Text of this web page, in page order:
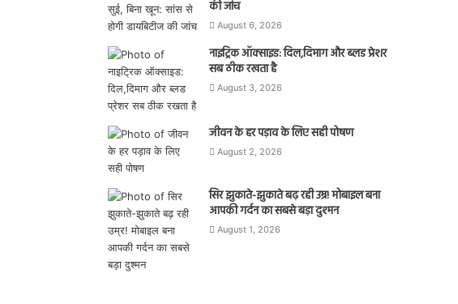
की जांच
August 6, 2026
नाइट्रिक ऑक्साइड: दिल,दिमाग और ब्लड प्रेशर
सब ठीक रखता है
August 3, 2026
जीवन के हर पड़ाव के लिए सही पोषण
August 2, 2026
सिर झुकाते-झुकाते बढ़ रही उम्र! मोबाइल बना
आपकी गर्दन का सबसे बड़ा दुश्मन
August 1, 2026